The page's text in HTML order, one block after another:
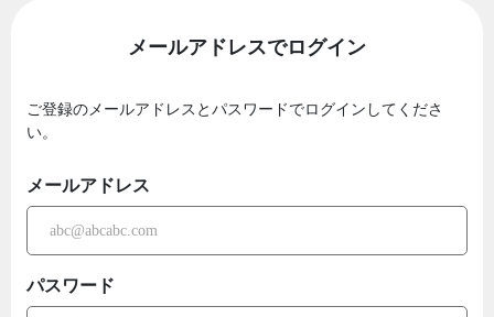
メールアドレスでログイン
ご登録のメールアドレスとパスワードでログインしてくださ
い。
メールアドレス
パスワード